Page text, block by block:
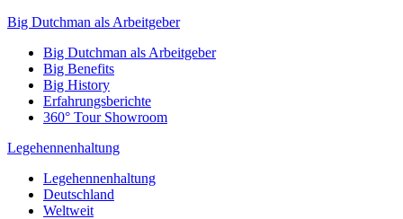
Big Dutchman als Arbeitgeber
Big Dutchman als Arbeitgeber
Big Benefits
Big History
Erfahrungsberichte
360° Tour Showroom
Legehennenhaltung
Legehennenhaltung
Deutschland
Weltweit